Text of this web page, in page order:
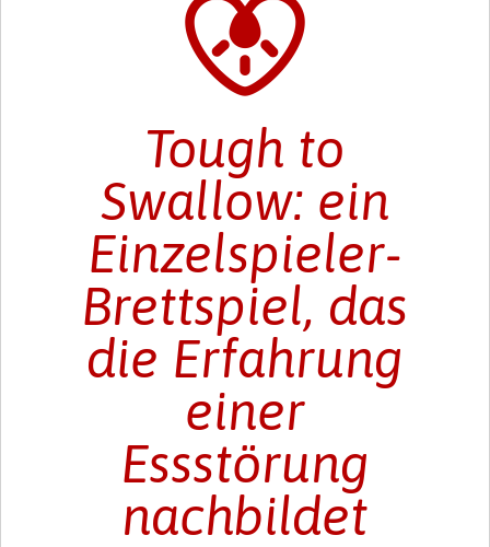
Tough to
Swallow: ein
Einzelspieler-
Brettspiel, das
die Erfahrung
einer
Essstörung
nachbildet